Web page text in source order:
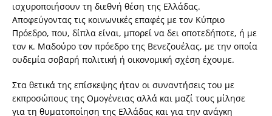
ισχυροποιήσουν τη διεθνή θέση της Ελλάδας.
Αποφεύγοντας τις κοινωνικές επαφές με τον Κύπριο
Πρόεδρο, που, δίπλα είναι, μπορεί να δει οποτεδήποτε, ή με
τον κ. Μαδούρο τον πρόεδρο της Βενεζουέλας, με την οποία
ουδεμία σοβαρή πολιτική ή οικονομική σχέση έχουμε.
Στα θετικά της επίσκεψης ήταν οι συναντήσεις του με
εκπροσώπους της Ομογένειας αλλά και μαζί τους μίλησε
για τη θυματοποίηση της Ελλάδας και για την ανάγκη